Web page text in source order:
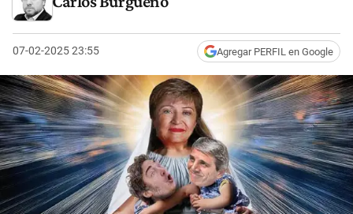
07-02-2025 23:55 Agregar PERFIL en Google